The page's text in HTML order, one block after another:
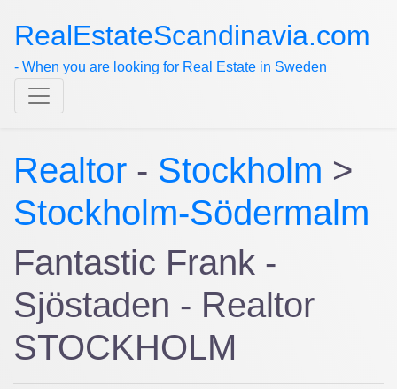
RealEstateScandinavia.com
- When you are looking for Real Estate in Sweden
Realtor - Stockholm >
Stockholm-Södermalm
Fantastic Frank -
Sjöstaden - Realtor
STOCKHOLM